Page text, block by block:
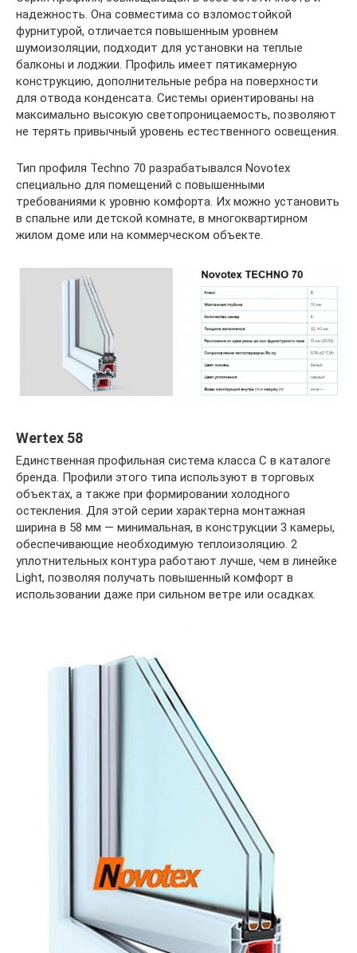
надежность. Она совместима со взломостойкой
фурнитурой, отличается повышенным уровнем
шумоизоляции, подходит для установки на теплые
балконы и лоджии. Профиль имеет пятикамерную
конструкцию, дополнительные ребра на поверхности
для отвода конденсата. Системы ориентированы на
максимально высокую светопроницаемость, позволяют
не терять привычный уровень естественного освещения.
Тип профиля Techno 70 разрабатывался Novotex
специально для помещений с повышенными
требованиями к уровню комфорта. Их можно установить
в спальне или детской комнате, в многоквартирном
жилом доме или на коммерческом объекте.
Wertex 58
Единственная профильная система класса C в каталоге
бренда. Профили этого типа используют в торговых
объектах, а также при формировании холодного
остекления. Для этой серии характерна монтажная
ширина в 58 мм — минимальная, в конструкции 3 камеры,
обеспечивающие необходимую теплоизоляцию. 2
уплотнительных контура работают лучше, чем в линейке
Light, позволяя получать повышенный комфорт в
использовании даже при сильном ветре или осадках.